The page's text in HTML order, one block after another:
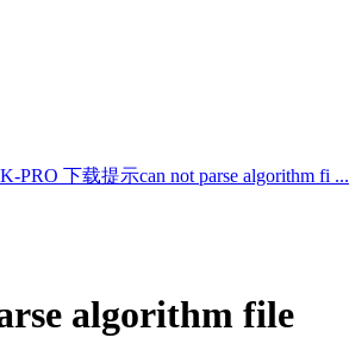
PRO 下载提示can not parse algorithm fi ...
algorithm file